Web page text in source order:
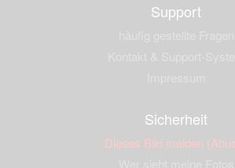
Support
Sicherheit
Dieses Bild melden